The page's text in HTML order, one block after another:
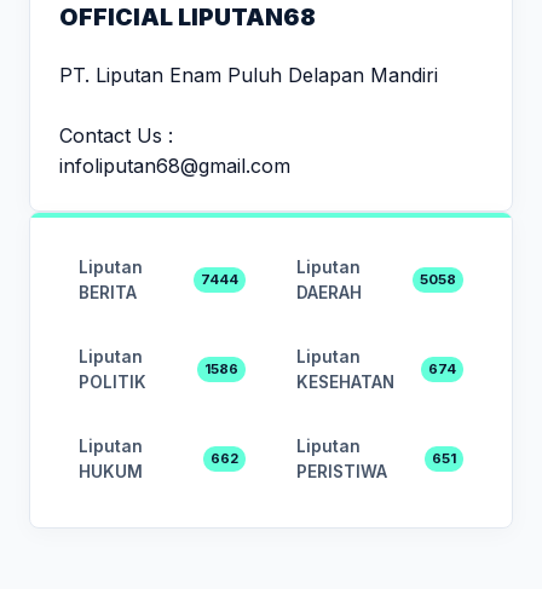
OFFICIAL LIPUTAN68
PT. Liputan Enam Puluh Delapan Mandiri
Contact Us :
infoliputan68@gmail.com
Liputan
BERITA
7444
Liputan
DAERAH
5058
Liputan
POLITIK
1586
Liputan
KESEHATAN
674
Liputan
HUKUM
662
Liputan
PERISTIWA
651